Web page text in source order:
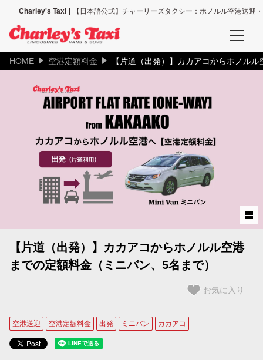
Charley's Taxi 【日本語公式】チャーリーズタクシー：ホノルル空港送迎
予約確認
空港送迎、その他送迎サービスの予約確認
空港送迎予約
ホノルル空港送迎（全て）
ホノルル空港＝ワイキキ地区
ホノルル空港＝カハラ地区
プライベートチャーター
HOME 空港定額料金 【片道（出発）】カカアコからホノル
【片道（出発）】カカアコからホノルル空港
までの定額料金（ミニバン、5名まで）
お気に入り
空港送迎 空港定額料金 出発 ミニバン カカアコ